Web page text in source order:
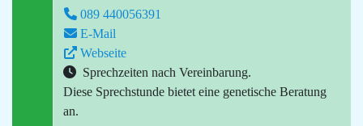
089 440056391
E-Mail
Webseite
Sprechzeiten nach Vereinbarung.
Diese Sprechstunde bietet eine genetische Beratung
an.